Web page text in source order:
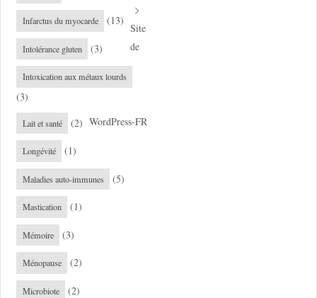
Infarctus du myocarde (13)
Intolérance gluten (3)
Intoxication aux métaux lourds
(3)
Lait et santé (2)
Longévité (1)
Maladies auto-immunes (5)
Mastication (1)
Mémoire (3)
Ménopause (2)
Microbiote (2)
Site
de
WordPress-FR